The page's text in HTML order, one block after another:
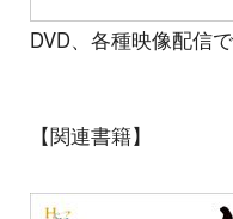
DVD、各種映像配信
【関連書籍】